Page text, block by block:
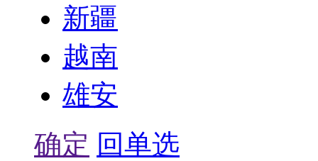
新疆
越南
雄安
确定 回单选